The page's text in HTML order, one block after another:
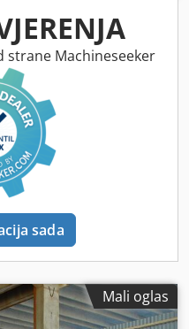
Machineseeker
sada
Mali oglas